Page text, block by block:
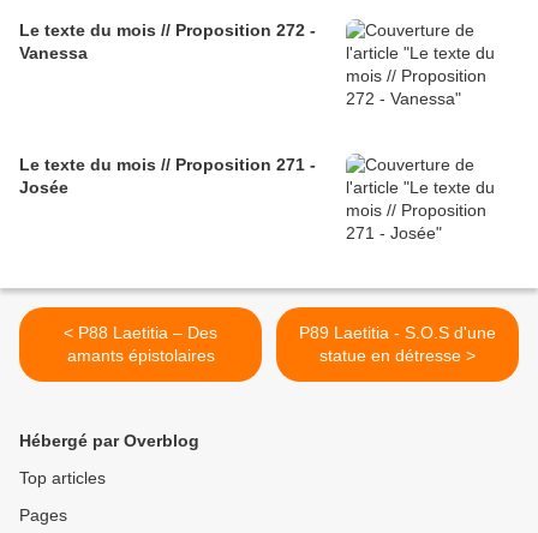
Le texte du mois // Proposition 272 -
Vanessa
Le texte du mois // Proposition 271 -
Josée
< P88 Laetitia – Des
amants épistolaires
P89 Laetitia - S.O.S d'une
statue en détresse >
Hébergé par Overblog
Top articles
Pages